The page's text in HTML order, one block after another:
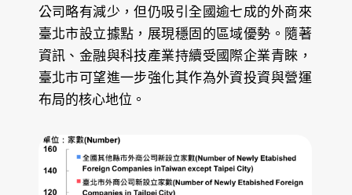
公司略有減少，但仍吸引全國逾七成的外商來
臺北市設立據點，展現穩固的區域優勢。隨著
資訊、金融與科技產業持續受國際企業青睞，
臺北市可望進一步強化其作為外資投資與營運
布局的核心地位。